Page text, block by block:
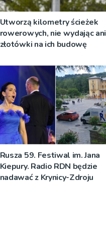
Utworzą kilometry ścieżek
rowerowych, nie wydając ani
złotówki na ich budowę
Rusza 59. Festiwal im. Jana
Kiepury. Radio RDN będzie
nadawać z Krynicy-Zdroju